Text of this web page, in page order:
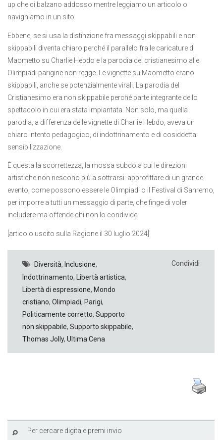
up che ci balzano addosso mentre leggiamo un articolo o
navighiamo in un sito.
Ebbene, se si usa la distinzione fra messaggi skippabili e non
skippabili diventa chiaro perché il parallelo fra le caricature di
Maometto su Charlie Hebdo e la parodia del cristianesimo alle
Olimpiadi parigine non regge. Le vignette su Maometto erano
skippabili, anche se potenzialmente virali. La parodia del
Cristianesimo era non skippabile perché parte integrante dello
spettacolo in cui era stata impiantata. Non solo, ma quella
parodia, a differenza delle vignette di Charlie Hebdo, aveva un
chiaro intento pedagogico, di indottrinamento e di cosiddetta
sensibilizzazione.
È questa la scorrettezza, la mossa subdola cui le direzioni
artistiche non riescono più a sottrarsi: approfittare di un grande
evento, come possono essere le Olimpiadi o il Festival di Sanremo,
per imporre a tutti un messaggio di parte, che finge di voler
includere ma offende chi non lo condivide.
[articolo uscito sulla Ragione il 30 luglio 2024]
Diversità, Inclusione,
Indottrinamento, Libertà artistica,
Libertà di espressione, Mondo
cristiano, Olimpiadi, Parigi,
Politicamente corretto, Supporto
non skippabile, Supporto skippabile,
Thomas Jolly, Ultima Cena
Condividi